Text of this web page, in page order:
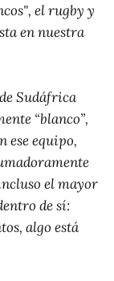
el rugby y
en nuestra
Sudáfrica
“blanco”,
ese equipo,
el mayor
de sí:
algo está